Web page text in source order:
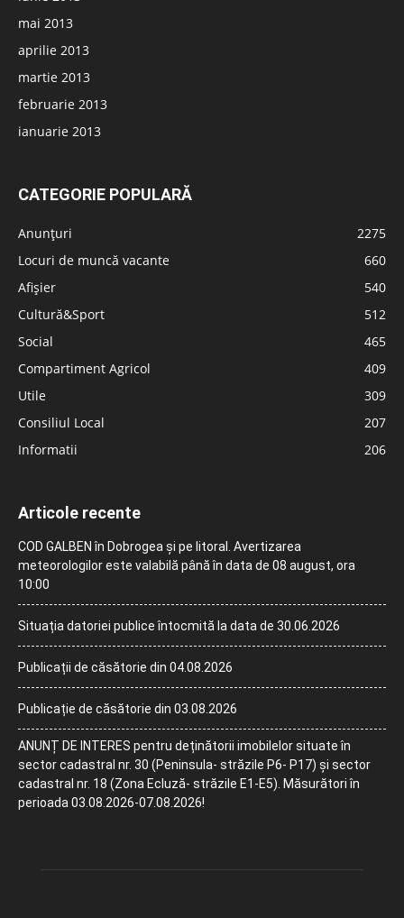
mai 2013
aprilie 2013
martie 2013
februarie 2013
ianuarie 2013
CATEGORIE POPULARĂ
Anunțuri
2275
Locuri de muncă vacante
660
Afișier
540
Cultură&Sport
512
Social
465
Compartiment Agricol
409
Utile
309
Consiliul Local
207
Informatii
206
Articole recente
COD GALBEN în Dobrogea și pe litoral. Avertizarea
meteorologilor este valabilă până în data de 08 august, ora
10:00
Situația datoriei publice întocmită la data de 30.06.2026
Publicații de căsătorie din 04.08.2026
Publicație de căsătorie din 03.08.2026
ANUNȚ DE INTERES pentru deținătorii imobilelor situate în
sector cadastral nr. 30 (Peninsula- străzile P6- P17) și sector
cadastral nr. 18 (Zona Ecluză- străzile E1-E5). Măsurători în
perioada 03.08.2026-07.08.2026!